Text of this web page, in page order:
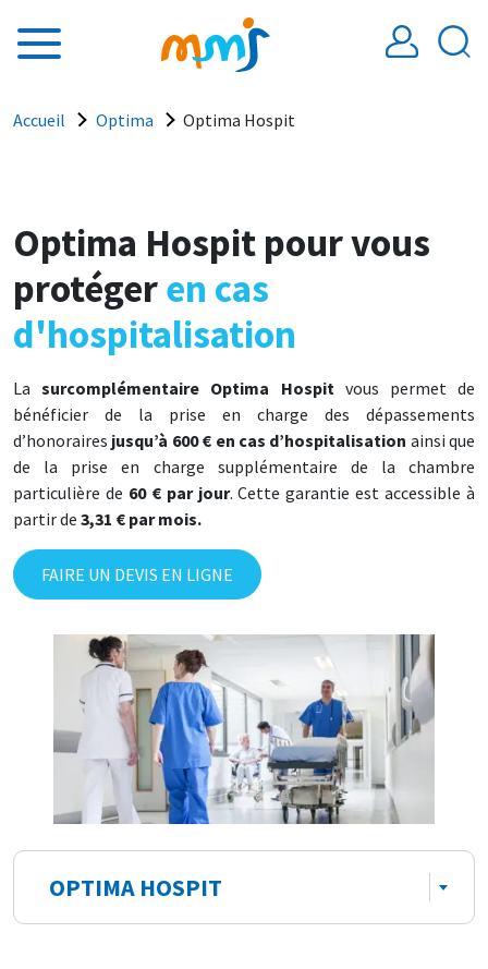
Fil d'Ariane
Accueil Optima Optima Hospit
Optima Hospit pour vous
protégeren cas
d'hospitalisation
Lasurcomplémentaire Optima Hospit vous permet de
bénéficier de la prise en charge des dépassements
d’honoraires jusqu’à 600 € en cas d’hospitalisation ainsi que
de la prise en charge supplémentaire de la chambre
particulière de 60 € par jour. Cette garantie est accessible à
partir de 3,31 € par mois.
FAIRE UN DEVIS EN LIGNE
OPTIMA HOSPIT